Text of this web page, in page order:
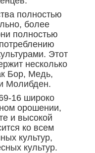
полностью
более
полностью
Этот
несколько
Бор, Медь,
Молибден.
16 широко
орошении,
и высокой
ко всем
культур,
культур.